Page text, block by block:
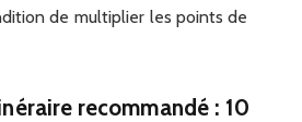
de multiplier les points de
recommandé : 10